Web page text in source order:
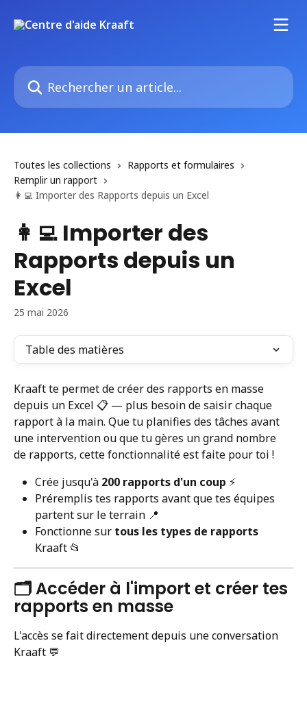
Rechercher un article...
Toutes les collections
Rapports et formulaires
Remplir un rapport
👩‍💻 Importer des Rapports depuis un Excel
👩‍💻 Importer des
Rapports depuis un
Excel
25 mai 2026
Table des matières
Kraaft te permet de créer des rapports en masse
depuis un Excel 📋 — plus besoin de saisir chaque
rapport à la main. Que tu planifies des tâches avant
une intervention ou que tu gères un grand nombre
de rapports, cette fonctionnalité est faite pour toi !
Crée jusqu'à 200 rapports d'un coup ⚡️
Préremplis tes rapports avant que tes équipes
partent sur le terrain 📍
Fonctionne sur tous les types de rapports
Kraaft 📂
🗂️ Accéder à l'import et créer tes
rapports en masse
L'accès se fait directement depuis une conversation
Kraaft 💬